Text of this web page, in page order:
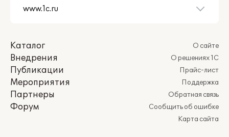
Каталог
Внедрения
Публикации
Мероприятия
Партнеры
Форум
О сайте
О решениях 1С
Прайс-лист
Поддержка
Обратная связь
Сообщить об ошибке
Карта сайта